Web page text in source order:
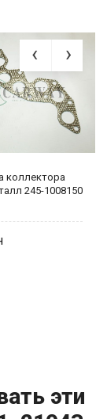
коллектора
245-1008150
эти